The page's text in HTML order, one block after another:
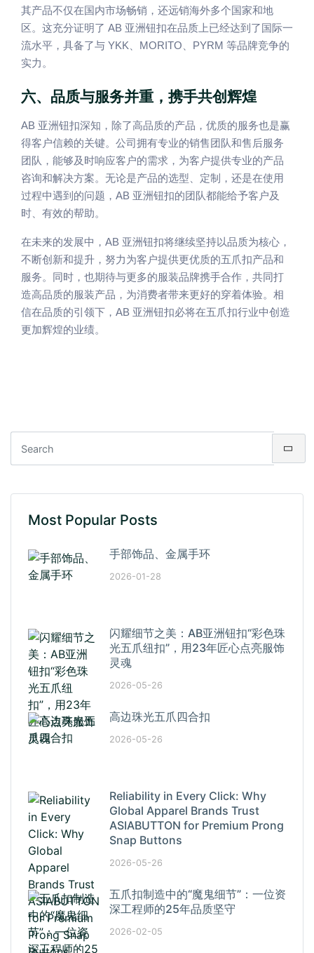
其产品不仅在国内市场畅销，还远销海外多个国家和地
区。这充分证明了 AB 亚洲钮扣在品质上已经达到了国际一
流水平，具备了与 YKK、 MORITO、 PYRM 等品牌竞争的
实力。
六、品质与服务并重，携手共创辉煌
AB 亚洲钮扣深知，除了高品质的产品，优质的服务也是赢
得客户信赖的关键。公司拥有专业的销售团队和售后服务
团队，能够及时响应客户的需求，为客户提供专业的产品
咨询和解决方案。无论是产品的选型、定制，还是在使用
过程中遇到的问题， AB 亚洲钮扣的团队都能给予客户及
时、有效的帮助。
在未来的发展中， AB 亚洲钮扣将继续坚持以品质为核心，
不断创新和提升，努力为客户提供更优质的五爪扣产品和
服务。同时，也期待与更多的服装品牌携手合作，共同打
造高品质的服装产品，为消费者带来更好的穿着体验。相
信在品质的引领下， AB 亚洲钮扣必将在五爪扣行业中创造
更加辉煌的业绩。
Most Popular Posts
手部饰品、金属手环
2026-01-28
闪耀细节之美：AB亚洲钮扣“彩色珠
光五爪纽扣”，用23年匠心点亮服饰
灵魂
2026-05-26
高边珠光五爪四合扣
2026-05-26
Reliability in Every Click: Why
Global Apparel Brands Trust
ASIABUTTON for Premium Prong
Snap Buttons
2026-05-26
五爪扣制造中的“魔鬼细节”：一位资
深工程师的25年品质坚守
2026-02-05